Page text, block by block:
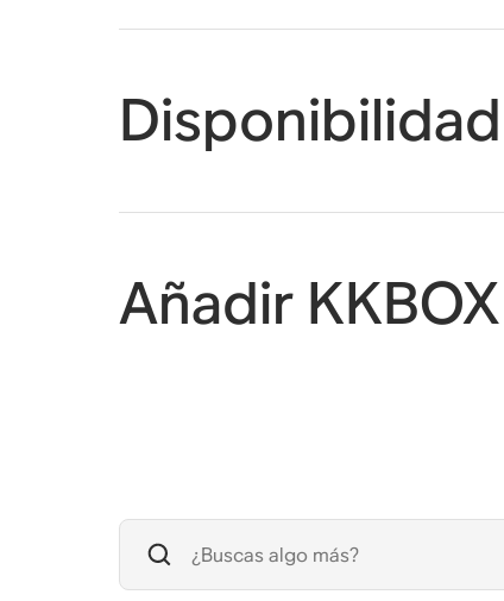
Disponibilidad
Añadir